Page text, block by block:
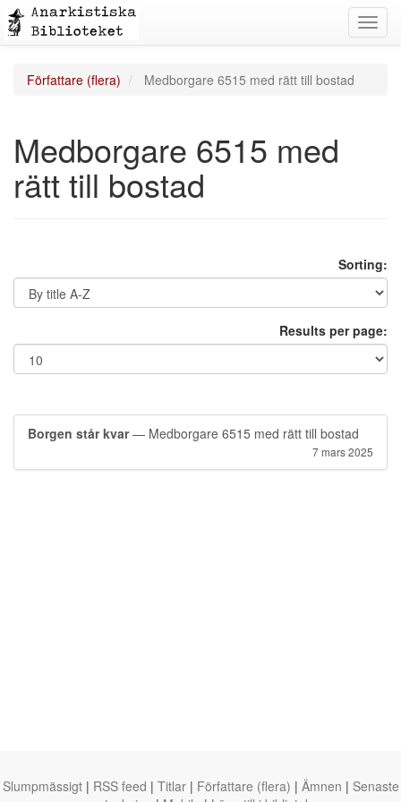
Författare (flera) Medborgare 6515 med rätt till bostad
Medborgare 6515 med
rätt till bostad
Sorting:
Results per page:
Borgen står kvar— Medborgare 6515 med rätt till bostad
7 mars 2025
Slumpmässigt | RSS feed | Titlar | Författare (flera) | Ämnen | Senaste